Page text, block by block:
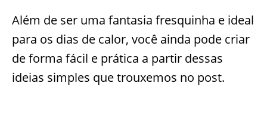
Além de ser uma fantasia fresquinha e ideal
para os dias de calor, você ainda pode criar
de forma fácil e prática a partir dessas
ideias simples que trouxemos no post.